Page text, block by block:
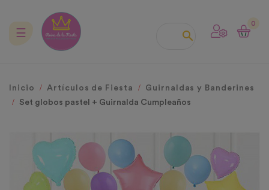

0
Navegación
☰
Inicio Artículos de Fiesta
Guirnaldas y Banderines
Set globos pastel + Guirnalda Cumpleaños